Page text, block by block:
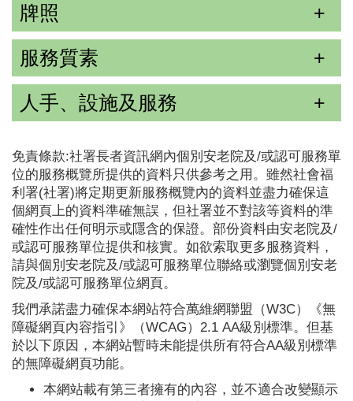
牌照
服務質素
人手、設施及服務
免責條款:社署長者資訊網內個別安老院及/或認可服務單
位的服務概覽所提供的資料只供參考之用。雖然社會福
利署(社署)將定期更新服務概覽內的資料並盡力確保這
個網頁上的資料準確無誤，但社署並不對該等資料的準
確性作出任何明示或隱含的保證。部份資料由安老院及/
或認可服務單位提供和核實。如欲索取更多服務資料，
請與個別安老院及/或認可服務單位聯絡或瀏覽個別安老
院及/或認可服務單位網頁。
我們承諾盡力確保本網站符合萬維網聯盟（W3C）《無
障礙網頁內容指引》（WCAG）2.1 AA級別標準。但基
於以下原因，本網站暫時未能提供所有符合AA級別標準
的無障礙網頁功能。
本網站載有第三者擁有的內容，並不適合改變顯示